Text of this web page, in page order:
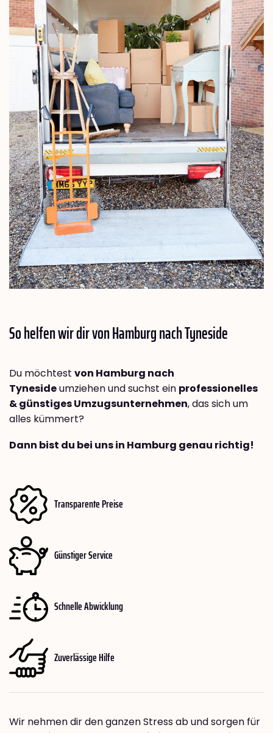
So helfen wir dir von Hamburg nachTyneside
Du möchtest von Hamburg nach
Tynesideumziehen und suchst ein professionelles
& günstiges Umzugsunternehmen, das sich um
alles kümmert?
Dann bist du bei uns in Hamburg genau richtig!
Transparente Preise
Günstiger Service
Schnelle Abwicklung
Zuverlässige Hilfe
Wir nehmen dir den ganzen Stress ab und sorgen für